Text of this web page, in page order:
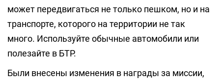
может передвигаться не только пешком, но и на
транспорте, которого на территории не так
много. Используйте обычные автомобили или
полезайте в БТР.
Были внесены изменения в награды за миссии,